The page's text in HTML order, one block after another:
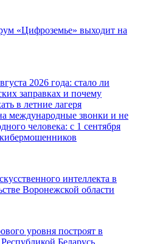
«Цифроземье» выходит на
2026 года: стало ли
заправках и почему
в летние лагеря
международные звонки и не
человека: с 1 сентября
интеллекта в
Воронежской области
уровня построят в
Беларусь